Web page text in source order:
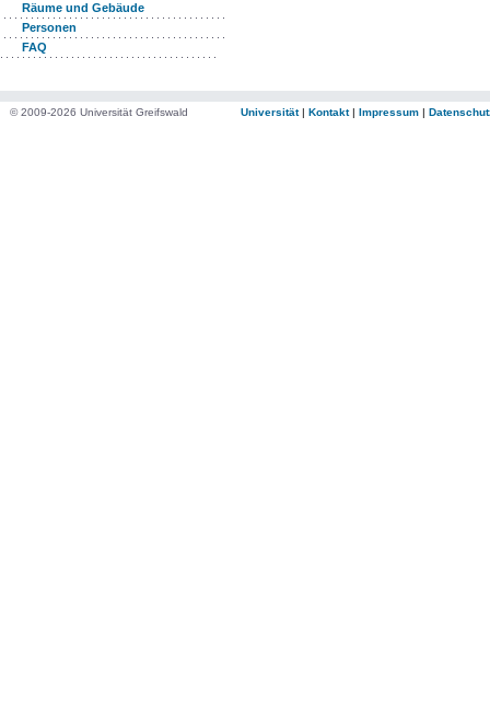
Räume und Gebäude
Personen
FAQ
© 2009-2026 Universität Greifswald Universität| Kontakt| Impressum |